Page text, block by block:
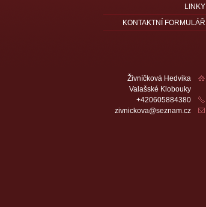
LINKY
KONTAKTNÍ FORMULÁŘ
Živníčková Hedvika
Valašské Klobouky
+420605884380
zivnickova@seznam.cz